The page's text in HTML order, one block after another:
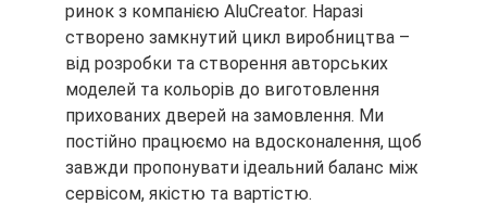
ринок з компанією AluCreator. Наразі
створено замкнутий цикл виробництва –
від розробки та створення авторських
моделей та кольорів до виготовлення
прихованих дверей на замовлення. Ми
постійно працюємо на вдосконалення, щоб
завжди пропонувати ідеальний баланс між
сервісом, якістю та вартістю.